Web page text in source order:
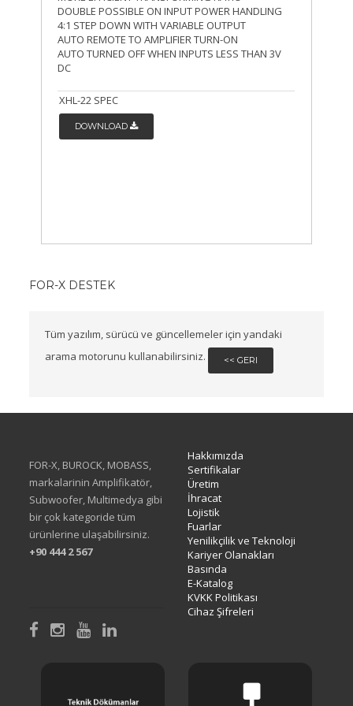
DOUBLE POSSIBLE ON INPUT POWER HANDLING
4:1 STEP DOWN WITH VARIABLE OUTPUT
AUTO REMOTE TO AMPLIFIER TURN-ON
AUTO TURNED OFF WHEN INPUTS LESS THAN 3V
DC
XHL-22 SPEC
DOWNLOAD
FOR-X DESTEK
Tüm yazılım, sürücü ve güncellemeler için yandaki
arama motorunu kullanabilirsiniz.
<< GERI
FOR-X, BUROCK, MOBASS,
markalarinin Amplifikatör,
Subwoofer, Multimedya gibi
bir çok kategoride tüm
ürünlerine ulaşabilirsiniz.
+90 444 2 567
Hakkımızda
Sertifikalar
Üretim
İhracat
Lojistik
Fuarlar
Yenilikçilik ve Teknoloji
Kariyer Olanakları
Basında
E-Katalog
KVKK Politikası
Cihaz Şifreleri